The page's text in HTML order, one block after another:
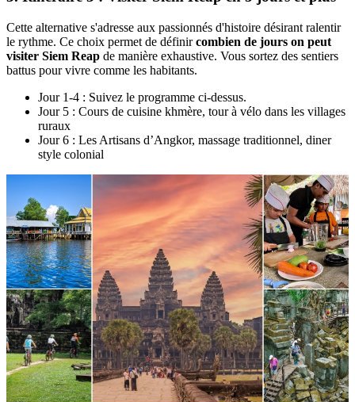
Cette alternative s'adresse aux passionnés d'histoire désirant ralentir
le rythme. Ce choix permet de définircombien de jours on peut
visiter Siem Reap de manière exhaustive. Vous sortez des sentiers
battus pour vivre comme les habitants.
Jour 1-4 : Suivez le programme ci-dessus.
Jour 5 : Cours de cuisine khmère, tour à vélo dans les villages
ruraux
Jour 6 : Les Artisans d’Angkor, massage traditionnel, diner
style colonial